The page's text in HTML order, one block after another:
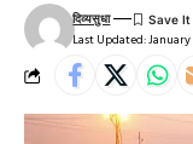
Last Updated: January
दिव्यसुधा